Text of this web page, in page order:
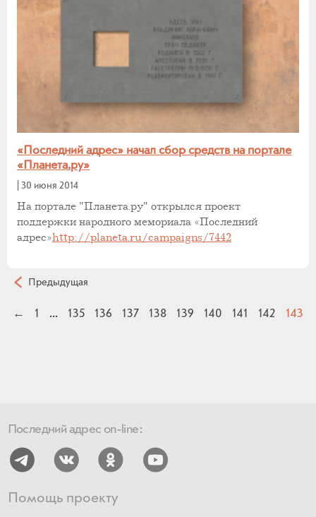
«Последний адрес» начал сбор средств на портале
«Планета.ру»
30 июня 2014
На портале "Планета.ру" открылся проект
поддержки народного мемориала «Последний
адрес»http://planeta.ru/campaigns/7442
Предыдущая
← 1 ... 135 136 137 138 139 140 141 142 143
Последний адрес on-line:
Помощь проекту